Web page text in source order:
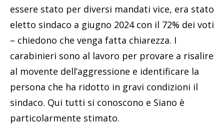
essere stato per diversi mandati vice, era stato
eletto sindaco a giugno 2024 con il 72% dei voti
– chiedono che venga fatta chiarezza. I
carabinieri sono al lavoro per provare a risalire
al movente dell’aggressione e identificare la
persona che ha ridotto in gravi condizioni il
sindaco. Qui tutti si conoscono e Siano è
particolarmente stimato.